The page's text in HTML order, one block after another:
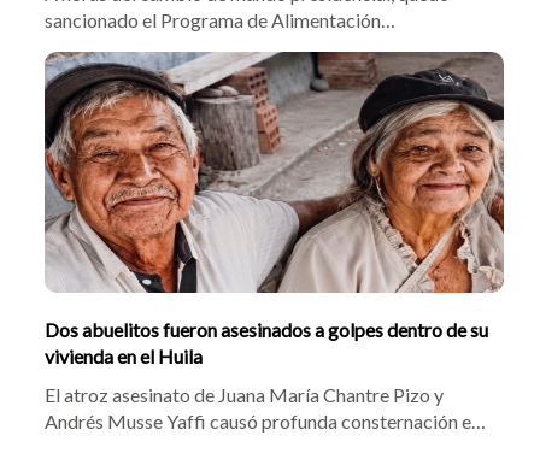
sancionado el Programa de Alimentación
Universitaria. La norma busca combatir la inseguridad
alimentaria en universidades públicas mediante platos
servidos o bonos mensuales. ¿Quiénes tendrán que
pagar esto?
Dos abuelitos fueron asesinados a golpes dentro de su
vivienda en el Huila
El atroz asesinato de Juana María Chantre Pizo y
Andrés Musse Yaffi causó profunda consternación en